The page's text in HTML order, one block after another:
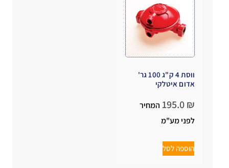
ווסת 4 ק"ג 100 גר'
אדום איטלקי
₪
המחיר
לפני מע"מ
הוספה לסל